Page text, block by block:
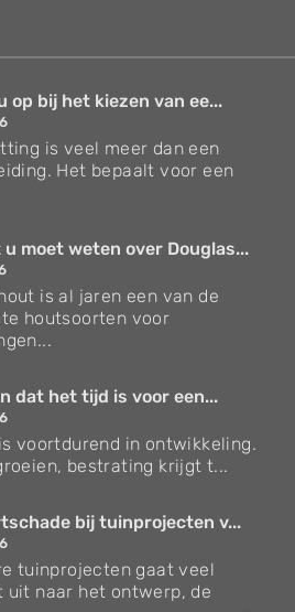
op bij het kiezen van ee...
is veel meer dan een
Het bepaalt voor een
moet weten over Douglas...
is al jaren een van de
houtsoorten voor
dat het tijd is voor een...
voortdurend in ontwikkeling.
bestrating krijgt t...
bij tuinprojecten v...
tuinprojecten gaat veel
uit naar het ontwerp, de